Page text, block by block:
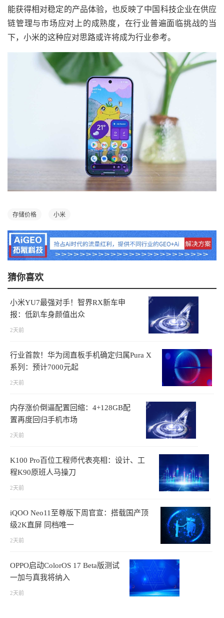
能获得相对稳定的产品体验，也反映了中国科技企业在供应
链管理与市场应对上的成熟度，在行业普遍面临挑战的当
下，小米的这种应对思路或许将成为行业参考。
存储价格 小米
猜你喜欢
小米YU7最强对手！智界RX新车申
报：低趴车身颜值出众
2天前
行业首款！华为阔直板手机确定归属Pura X
系列：预计7000元起
2天前
内存涨价倒逼配置回缩：4+128GB配
置再度回归手机市场
2天前
K100 Pro百位工程师代表亮相：设计、工
程K90原班人马操刀
2天前
iQOO Neo11至尊版下周官宣：搭载国产顶
级2K直屏 同档唯一
2天前
OPPO启动ColorOS 17 Beta版测试
一加与真我将纳入
2天前